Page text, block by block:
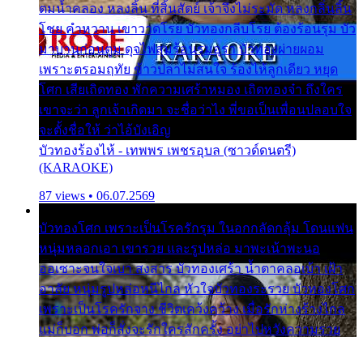
ตมน้ำคลอง หลงลิ้น ที่สิ้นสัตย์ เจ้าจึงไม่ระมัด หลงกลิ่นลิ้น
โชย คำหวาน เขาวาดโรย บัวทองกลีบโรย ต้องร้อนรุม บัว
มาบานก่อนตูม ดุจไฟสุมร้อนรุมอุรา บัวทองผ่ายผอม
เพราะตรอมฤทัย ข้าวปลาไม่สนใจ ร้องไห้ลูกเดียว หยุด
โศก เสียเถิดทอง พักความเศร้าหมอง เถิดทองจ๋า ถึงใคร
เขาจะว่า ลูกเจ้าเกิดมา จะชื่อว่าไง พี่ขอเป็นเพื่อนปลอบใจ
จะตั้งชื่อให้ ว่าไอ้บังเอิญ
บัวทองร้องไห้ - เทพพร เพชรอุบล (ซาวด์ดนตรี)
(KARAOKE)
87 views • 06.07.2569
บัวทองโศก เพราะเป็นโรครักรุม ในอกกลัดกลุ้ม โดนแฟน
หนุ่มหลอกเอา เขารวย และรูปหล่อ มาพะเน้าพะนอ
ออเซาะจนใจเบา สงสาร บัวทองเศร้า น้ำตาคลอเบ้า เฝ้า
อาลัย หนุ่มรูปหล่อหนีไกล หัวใจบัวทองระรวย บัวทองโศก
เพราะเป็นโรครักจาง ชีวิตเคว้งคว้าง เมื่อรักห่างร้างไกล
แม่ก็บอก พ่อก็สั่งจะรักใครสักครั้ง อย่าไปหวังความรวย